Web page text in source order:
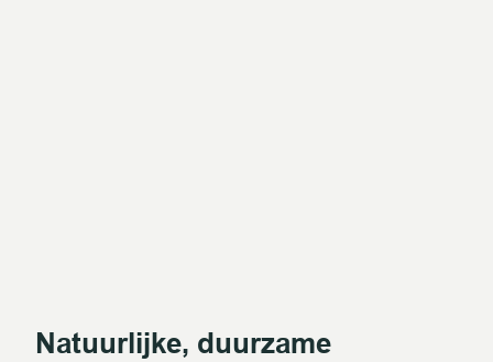
Natuurlijke, duurzame